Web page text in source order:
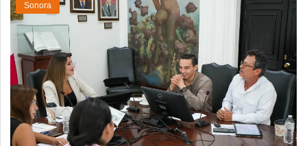
Sonora